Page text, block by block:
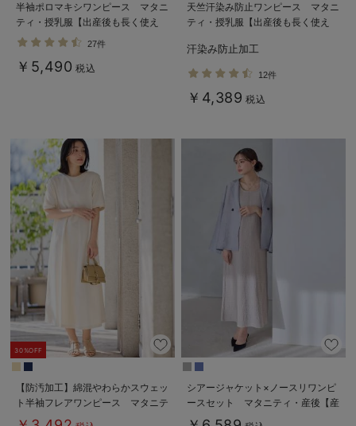
半袖ポロマキシワンピース マタニ
ティ・授乳服【出産後も長く使え
る】
27件
￥5,490 税込
天竺汗染み防止ワンピース マタニ
ティ・授乳服【出産後も長く使え
汗染み防止加工
12件
￥4,389 税込
30%OFF
【防汚加工】綿混やわらかスウェッ
ト半袖フレアワンピース マタニテ
ィ・産後【出産後も長く使える】
シアージャケット×ノースリワンピ
ースセット マタニティ・産後【産
後も長く着れる】